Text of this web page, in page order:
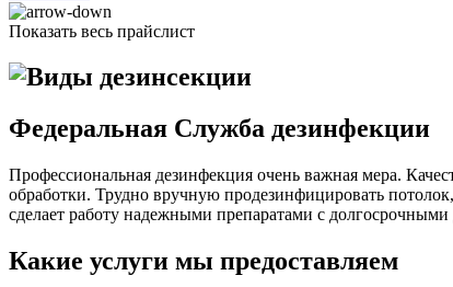
Показать весь прайслист
Федеральная Служба дезинфекции
Профессиональная дезинфекция очень важная мера.
обработки. Трудно вручную продезинфицировать
сделает работу надежными препаратами с долгосрочными
Какие услуги мы предоставляем